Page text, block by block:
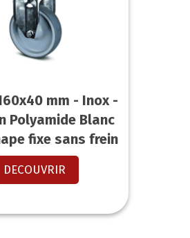
mm - Inox -
Polyamide Blanc
fixe sans frein
DECOUVRIR